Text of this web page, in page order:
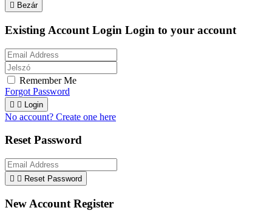
 Bezár
Existing Account Login Login to your account
Remember Me
Forgot Password
  Login
No account? Create one here
Reset Password
  Reset Password
New Account Register